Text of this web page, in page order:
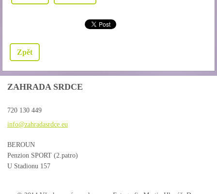
Zpět
ZAHRADA SRDCE
720 130 449
info@zahradasrdce.eu
BEROUN
Penzion SPORT (2.patro)
U Stadionu 157